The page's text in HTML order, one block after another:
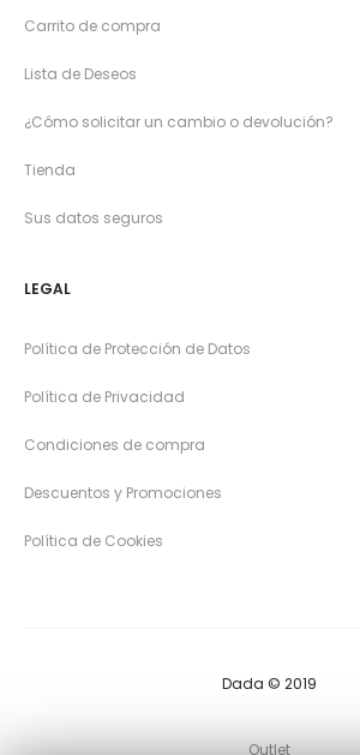
Carrito de compra
Lista de Deseos
¿Cómo solicitar un cambio o devolución?
Tienda
Sus datos seguros
LEGAL
Política de Protección de Datos
Política de Privacidad
Condiciones de compra
Descuentos y Promociones
Política de Cookies
Dada © 2019
Outlet